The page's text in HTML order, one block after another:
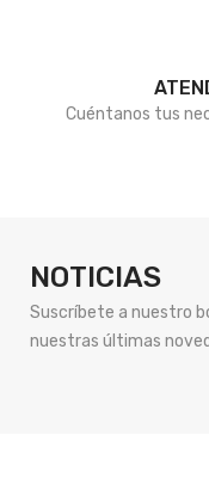
Cuéntanos tus
NOTICIAS
Suscríbete a nuestro
nuestras últimas